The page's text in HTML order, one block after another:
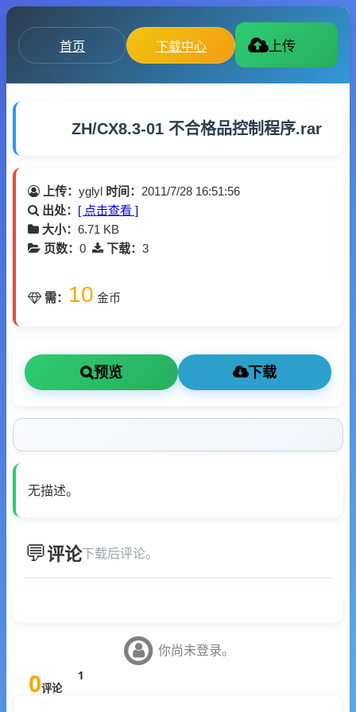
首页 下载中心 上传
ZH/CX8.3-01 不合格品控制程序.rar
上传： yglyl 时间： 2011/7/28 16:51:56
出处： [ 点击查看 ]
大小： 6.71 KB
页数： 0 下载： 3
需： 10 金币
预览 下载
无描述。
评论下载后评论。
你尚未登录。
0评论
1